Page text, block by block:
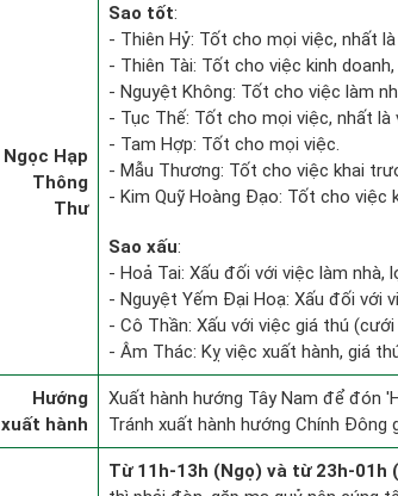
Ngọc Hạp
Thông
Thư
Sao tốt:
- Thiên Hỷ: Tốt cho mọi việc, nhất
- Thiên Tài: Tốt cho việc kinh
- Nguyệt Không: Tốt cho việc làm
- Tục Thế: Tốt cho mọi việc, nhất là
- Tam Hợp: Tốt cho mọi việc.
- Mẫu Thương: Tốt cho việc khai
- Kim Quỹ Hoàng Đạo: Tốt cho việc
Sao xấu:
- Hoả Tai: Xấu đối với việc làm nhà,
- Nguyệt Yếm Đại Hoạ: Xấu đối với
- Cô Thần: Xấu với việc giá thú (cưới
- Âm Thác: Kỵ việc xuất hành, giá
Hướng
xuất hành
Xuất hành hướng Tây Nam để đón
Tránh xuất hành hướng Chính Đông
Từ 11h-13h (Ngọ) và từ 23h-01h